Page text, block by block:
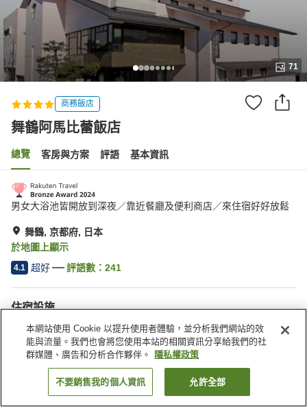
71
商務飯店
舞鶴阿馬比蕾飯店
總覽 客房與方案 評語 基本資訊
男女大浴池皆開放到深夜／靠近餐廳及便利商店／來住宿好好放鬆
舞鶴, 京都府, 日本
於地圖上顯示
4.1 超好 評語數： 241
住宿設施
停車場
Spa／美容沙龍
餐廳
自動販賣機
日本 京都府 舞鶴 舞鶴阿馬比蕾飯店
找客房
本網站使用 Cookie 以提升使用者體驗，並分析我們網站的效
能與流量。我們也會將您使用本站的相關資訊分享給我們的社
群媒體、廣告和分析合作夥伴。
隱私權政策
不要銷售我的個人資訊 允許全部